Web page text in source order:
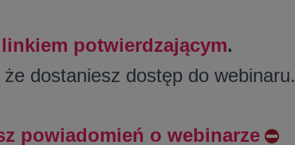
potwierdzającym.
dostaniesz dostęp do webinaru.
powiadomień o webinarze